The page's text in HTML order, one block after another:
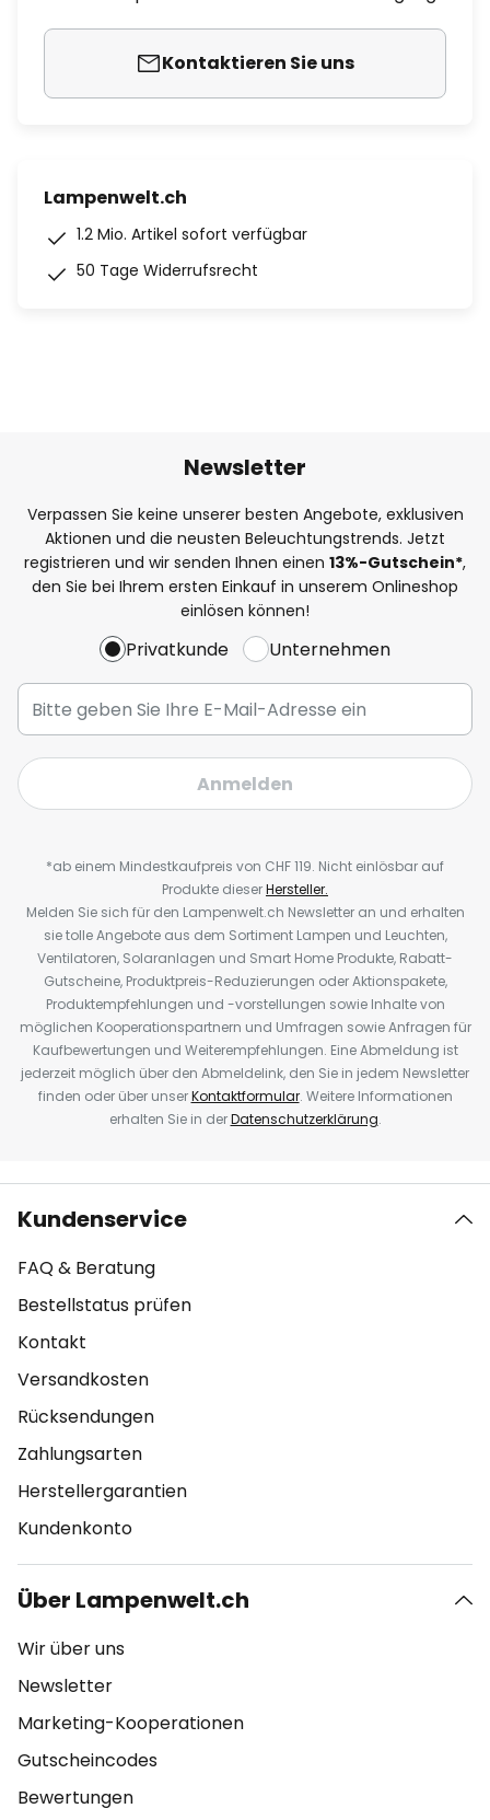
Kontaktieren Sie uns
Lampenwelt.ch
1.2 Mio. Artikel sofort verfügbar
50 Tage Widerrufsrecht
Newsletter
Verpassen Sie keine unserer besten Angebote, exklusiven
Aktionen und die neusten Beleuchtungstrends. Jetzt
registrieren und wir senden Ihnen einen 13%-Gutschein*,
den Sie bei Ihrem ersten Einkauf in unserem Onlineshop
einlösen können!
Privatkunde Unternehmen
Anmelden
*ab einem Mindestkaufpreis von CHF 119. Nicht einlösbar auf
Produkte dieserHersteller.
Melden Sie sich für den Lampenwelt.ch Newsletter an und erhalten
sie tolle Angebote aus dem Sortiment Lampen und Leuchten,
Ventilatoren, Solaranlagen und Smart Home Produkte, Rabatt-
Gutscheine, Produktpreis-Reduzierungen oder Aktionspakete,
Produktempfehlungen und -vorstellungen sowie Inhalte von
möglichen Kooperationspartnern und Umfragen sowie Anfragen für
Kaufbewertungen und Weiterempfehlungen. Eine Abmeldung ist
jederzeit möglich über den Abmeldelink, den Sie in jedem Newsletter
finden oder über unserKontaktformular. Weitere Informationen
erhalten Sie in derDatenschutzerklärung.
Kundenservice
FAQ & Beratung
Bestellstatus prüfen
Kontakt
Versandkosten
Rücksendungen
Zahlungsarten
Herstellergarantien
Kundenkonto
Über Lampenwelt.ch
Wir über uns
Newsletter
Marketing-Kooperationen
Gutscheincodes
Bewertungen